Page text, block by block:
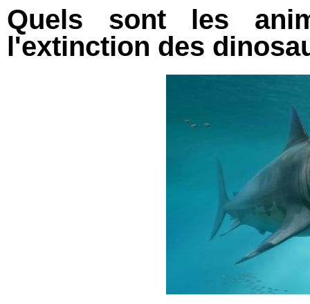
Quels sont les
l'extinction des